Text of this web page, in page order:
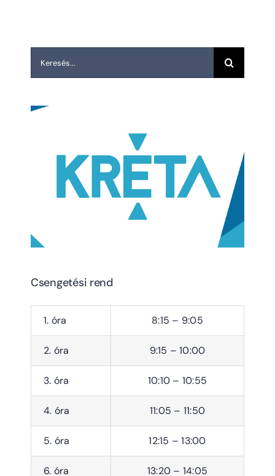
Csengetési rend
1. óra 8:15 – 9:05
2. óra 9:15 – 10:00
3. óra 10:10 – 10:55
4. óra 11:05 – 11:50
5. óra 12:15 – 13:00
6. óra 13:20 – 14:05